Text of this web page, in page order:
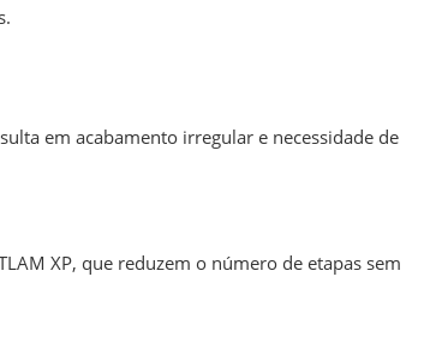
em acabamento irregular e necessidade de
XP, que reduzem o número de etapas sem